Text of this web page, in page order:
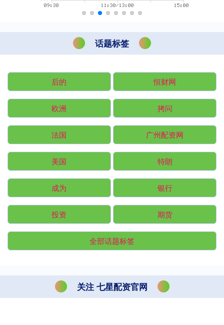
话题标签
后的 恒财网
欧洲 拷问
法国 广州配资网
美国 特朗
成为 银行
投资 期货
全部话题标签
关注 七星配资官网